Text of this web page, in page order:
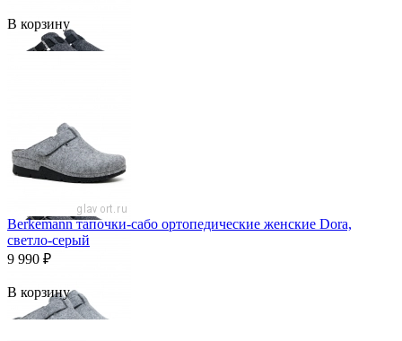
В корзину
Berkemann тапочки-сабо ортопедические женские Dora,
светло-серый
9 990 ₽
В корзину